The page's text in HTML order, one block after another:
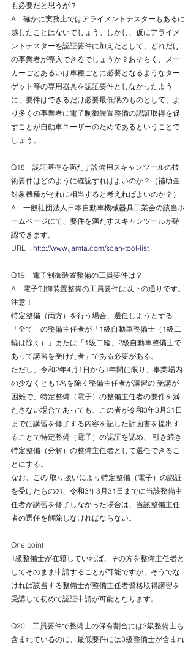
も必要だと思うが？
A　確かに実務上ではアライメントテスターもあるに
越したことはないでしょう。しかし、仮にアライメ
ントテスターを認証要件に加えたとして、どれだけ
の事業者が導入できるでしょうか？おそらく、メー
カーごとあるいは車種ごとに必要となるようなター
ゲット等の専用器具を認証要件としなかったよう
に、要件はできるだけ必要最低限のものとして、よ
り多くの事業者に電子制御装置整備の認証取得を促
すことが自動車ユーザーのためであるということで
しょう。
Q18　認証基準を満たす設備用スキャンツールの技
術要件はどのように確認すればよいのか？（補助金
対象機種がそれに相当すると考えればよいのか？）
A　一般社団法人日本自動車機械器具工業会の該当ホ
ームページにて、要件を満たすスキャンツールが確
認できます。
URL→http://www.jamta.com/scan-tool-list
Q19　電子制御装置整備の工員要件は？
A　電子制御装置整備の工員要件は以下の通りです。
注意！
特定整備（両方）を行う場合、選任しようとする
「全て」の整備主任者が「1級自動車整備士（1級二
輪は除く）」または「1級二輪、2級自動車整備士で
あって講習を受けた者」である必要がある。
ただし、令和2年4月1日から1年間に限り、事業場内
の少なくとも1名を除く整備主任者が講習の 受講が
困難で、特定整備（電子）の整備主任者の要件を満
たさない場合であっても、この者が令和3年3月31日
までに講習を修了する内容を記した計画書を提出す
ることで特定整備（電子）の認証を認め、 引き続き
特定整備（分解）の整備主任者として選任できるこ
とにする。
なお、この 取り扱いにより特定整備（電子）の認証
を受けたものの、令和3年3月31日までに当該整備主
任者が講習を修了しなかった場合は、当該整備主任
者の選任を解除しなければならない。
One point
1級整備士が在籍していれば、その方を整備主任者と
してそのまま申請することが可能ですが、そうでな
ければ該当する整備士が整備主任者資格取得講習を
受講して初めて認証申請が可能となります。
Q20　工員要件で整備士の保有割合には3級整備士も
含まれているのに、最低要件には3級整備士が含まれ